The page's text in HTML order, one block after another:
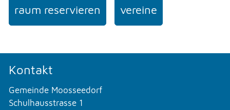
raum reservieren vereine
Kontakt
Gemeinde Moosseedorf
Schulhausstrasse 1